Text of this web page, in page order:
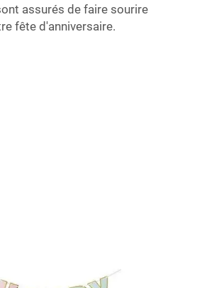
assurés de faire sourire
fête d'anniversaire.